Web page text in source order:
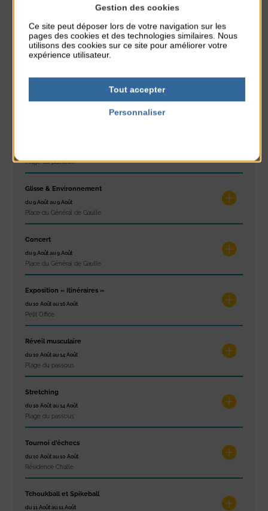
Réveil musculaire
du 3 Août au 7 Août
Plage du passous
du 3 Août au 7 Août
Plage du passous
Glisse & Environnement
du 9 Août au 9 Août
Place du Général de Gaulle
Concert
du 9 Août au 9 Août
Place du Général de Gaulle
Exposition « Itinéraires »
du 10 Août au 16 Août
Petit Office
Réveil musculaire
du 10 Août au 14 Août
Plage du passous
Stretching
du 10 Août au 14 Août
Plage du passous
Tournoi d’échecs
du 10 Août au 10 Août
Résidence Challe
Tchoukball et Spikeball
du 11 Août au 11 Août
Gestion des cookies
Ce site peut déposer lors de votre navigation sur les
pages des cookies et des technologies similaires. Nous
utilisons des cookies sur ce site pour améliorer votre
expérience utilisateur.
Tout accepter
Personnaliser